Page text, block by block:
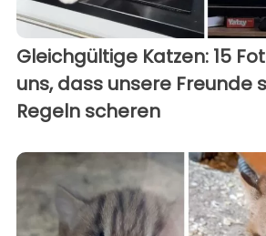
Gleichgültige Katzen: 15
uns, dass unsere Freunde
Regeln scheren